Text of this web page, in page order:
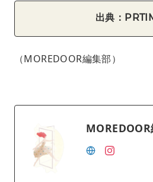
出典：
（MOREDOOR編集部）